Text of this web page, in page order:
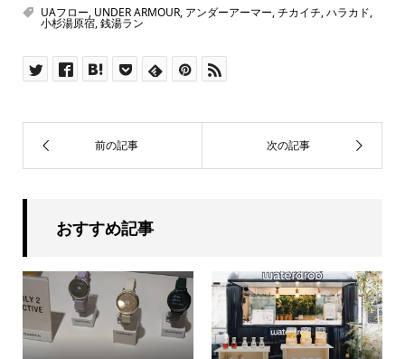
UAフロー, UNDER ARMOUR, アンダーアーマー,チカイチ,ハラカド,
小杉湯原宿,銭湯ラン
おすすめ記事